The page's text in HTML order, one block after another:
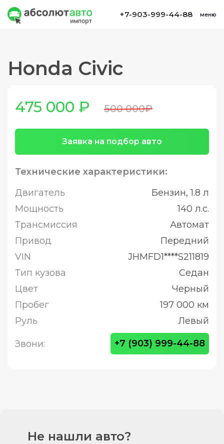
+7-903-999-44-88 меню
Honda Civic
475 000 ₽ 500 000₽
Заявка на подбор авто
Технические характеристики:
Двигатель
Бензин, 1.8 л
Мощность
140 л.с.
Трансмиссия
Автомат
Привод
Передний
VIN
JHMFD1****S211819
Тип кузова
Седан
Цвет
Черный
Пробег
197 000 км
Руль
Левый
Звони: +7 (903) 999-44-88
Не нашли авто?